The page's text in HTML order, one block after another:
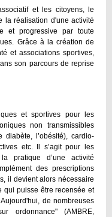
et les citoyens, le
la réalisation d'une activité
et progressive par toute
Grâce à la création de
et associations sportives,
son parcours de reprise
et sportives pour les
non transmissibles
l’obésité), cardio-
etc. Il s’agit pour les
pratique d’une activité
des prescriptions
il devient alors nécessaire
qui puisse être recensée et
de nombreuses
ordonnance" (AMBRE,